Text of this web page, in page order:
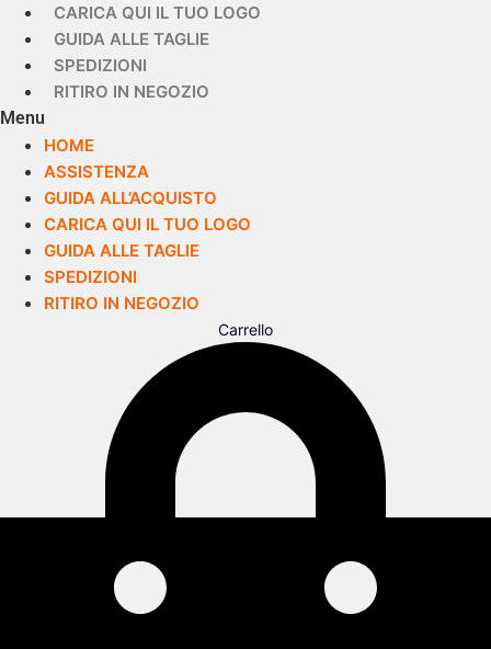
CARICA QUI IL TUO LOGO
GUIDA ALLE TAGLIE
SPEDIZIONI
RITIRO IN NEGOZIO
Menu
HOME
ASSISTENZA
GUIDA ALL’ACQUISTO
CARICA QUI IL TUO LOGO
GUIDA ALLE TAGLIE
SPEDIZIONI
RITIRO IN NEGOZIO
Carrello